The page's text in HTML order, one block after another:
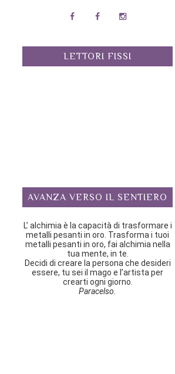
LETTORI FISSI
AVANZA VERSO IL SENTIERO
L’ alchimia è la capacità di trasformare i
metalli pesanti in oro. Trasforma i tuoi
metalli pesanti in oro, fai alchimia nella
tua mente, in te.
Decidi di creare la persona che desideri
essere, tu sei il mago e l’artista per
crearti ogni giorno.
Paracelso.